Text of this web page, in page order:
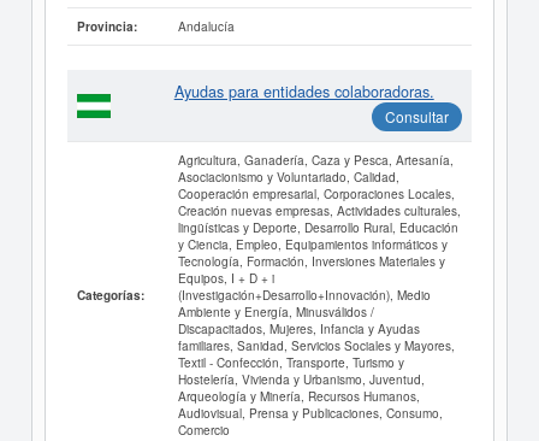
Provincia: Andalucía
Ayudas para entidades colaboradoras.
Consultar
Categorías:
Agricultura, Ganadería, Caza y Pesca, Artesanía,
Asociacionismo y Voluntariado, Calidad,
Cooperación empresarial, Corporaciones Locales,
Creación nuevas empresas, Actividades culturales,
lingüísticas y Deporte, Desarrollo Rural, Educación
y Ciencia, Empleo, Equipamientos informáticos y
Tecnología, Formación, Inversiones Materiales y
Equipos, I + D + i
(Investigación+Desarrollo+Innovación), Medio
Ambiente y Energía, Minusválidos /
Discapacitados, Mujeres, Infancia y Ayudas
familiares, Sanidad, Servicios Sociales y Mayores,
Textil - Confección, Transporte, Turismo y
Hostelería, Vivienda y Urbanismo, Juventud,
Arqueología y Minería, Recursos Humanos,
Audiovisual, Prensa y Publicaciones, Consumo,
Comercio